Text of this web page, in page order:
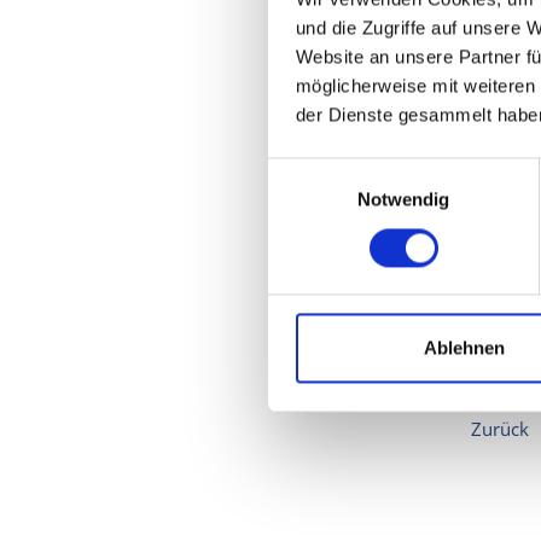
und die Zugriffe auf unsere
Website an unsere Partner
möglicherweise mit
der Dienste gesammelt
Notwendig
Ablehnen
Zurück